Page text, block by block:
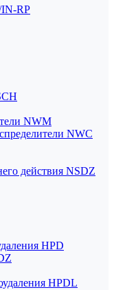
RP
NWM
NWC
действия NSDZ
HPD
HPDL